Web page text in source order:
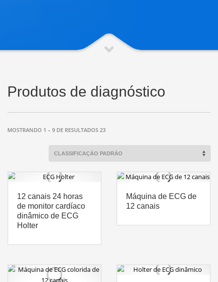
Produtos de diagnóstico
MOSTRANDO 1 – 9 DE RESULTADOS 23
12 canais 24 horas
de monitor cardíaco
dinâmico de ECG
Holter
Máquina de ECG de
12 canais